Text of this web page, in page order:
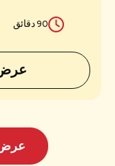
90 دقائق
عرض